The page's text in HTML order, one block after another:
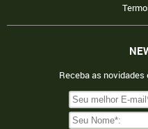
Receba as